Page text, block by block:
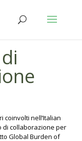
coinvolti nell’Italian
di collaborazione per
Global Burden of